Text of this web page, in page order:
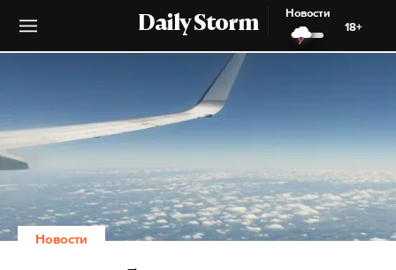
Daily Storm
Новости
18+
Новости